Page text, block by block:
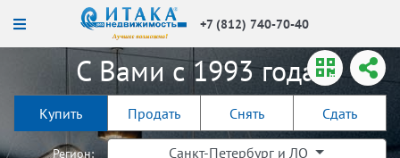
+7 (812) 740-70-40
С Вами с 1993 года!
Купить Продать Снять Сдать
Регион: Санкт-Петербург и ЛО